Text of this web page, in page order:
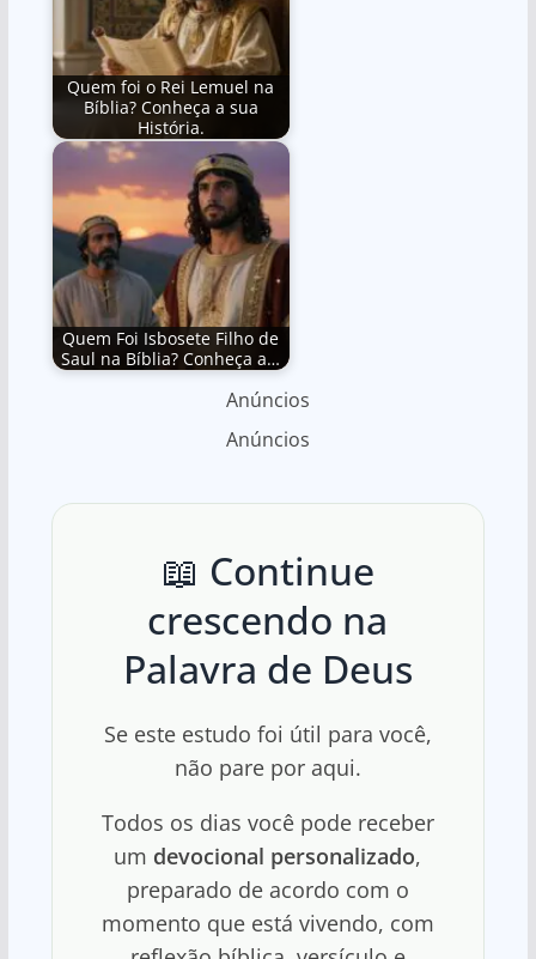
Quem foi o Rei Lemuel na
Bíblia? Conheça a sua
História.
Quem Foi Isbosete Filho de
Saul na Bíblia? Conheça a…
Anúncios
Anúncios
📖 Continue
crescendo na
Palavra de Deus
Se este estudo foi útil para você,
não pare por aqui.
Todos os dias você pode receber
um devocional personalizado,
preparado de acordo com o
momento que está vivendo, com